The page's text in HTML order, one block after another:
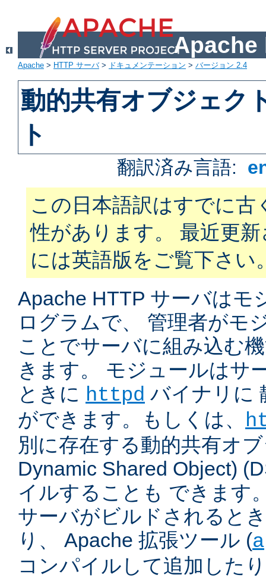
Apache
Apache > HTTP サーバ> ドキュメンテーション > バージョン 2.4
動的共有オブジェク
ト
翻訳済み言語:
この日本語訳はすでに古
性があります。 最近更
には英語版をご覧下さい
Apache HTTP サーバはモ
ログラムで、 管理者がモ
ことでサーバに組み込む
きます。 モジュールはサ
ときに httpd バイナリに
ができます。もしくは、
別に存在する動的共有オ
Dynamic Shared Object)
イルすることも できます
サーバがビルドされると
り、 Apache 拡張ツール (
コンパイルして追加した